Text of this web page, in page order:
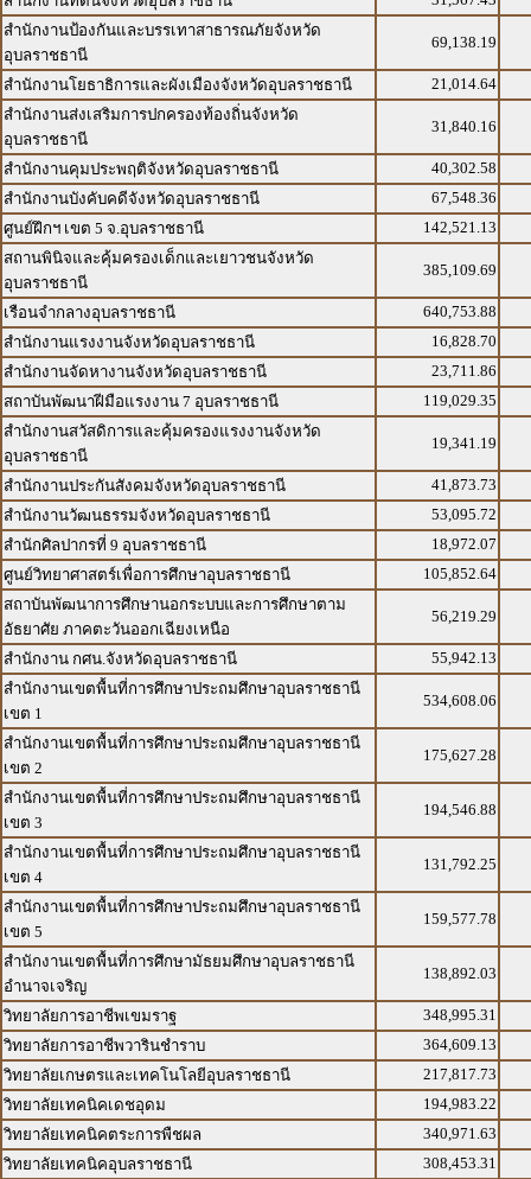
สำนักงานป้องกันและบรรเทาสาธารณภัยจังหวัด
อุบลราชธานี
69,138.19
สำนักงานโยธาธิการและผังเมืองจังหวัดอุบลราชธานี
21,014.64
สำนักงานส่งเสริมการปกครองท้องถิ่นจังหวัด
อุบลราชธานี
31,840.16
สำนักงานคุมประพฤติจังหวัดอุบลราชธานี
40,302.58
สำนักงานบังคับคดีจังหวัดอุบลราชธานี
67,548.36
ศูนย์ฝึกฯ เขต 5 จ.อุบลราชธานี
142,521.13
สถานพินิจและคุ้มครองเด็กและเยาวชนจังหวัด
อุบลราชธานี
385,109.69
เรือนจำกลางอุบลราชธานี
640,753.88
สำนักงานแรงงานจังหวัดอุบลราชธานี
16,828.70
สำนักงานจัดหางานจังหวัดอุบลราชธานี
23,711.86
สถาบันพัฒนาฝีมือแรงงาน 7 อุบลราชธานี
119,029.35
สำนักงานสวัสดิการและคุ้มครองแรงงานจังหวัด
อุบลราชธานี
19,341.19
สำนักงานประกันสังคมจังหวัดอุบลราชธานี
41,873.73
สำนักงานวัฒนธรรมจังหวัดอุบลราชธานี
53,095.72
สำนักศิลปากรที่ 9 อุบลราชธานี
18,972.07
ศูนย์วิทยาศาสตร์เพื่อการศึกษาอุบลราชธานี
105,852.64
สถาบันพัฒนาการศึกษานอกระบบและการศึกษาตาม
อัธยาศัย ภาคตะวันออกเฉียงเหนือ
56,219.29
สำนักงาน กศน.จังหวัดอุบลราชธานี
55,942.13
สำนักงานเขตพื้นที่การศึกษาประถมศึกษาอุบลราชธานี
เขต 1
534,608.06
สำนักงานเขตพื้นที่การศึกษาประถมศึกษาอุบลราชธานี
เขต 2
175,627.28
สำนักงานเขตพื้นที่การศึกษาประถมศึกษาอุบลราชธานี
เขต 3
194,546.88
สำนักงานเขตพื้นที่การศึกษาประถมศึกษาอุบลราชธานี
เขต 4
131,792.25
สำนักงานเขตพื้นที่การศึกษาประถมศึกษาอุบลราชธานี
เขต 5
159,577.78
สำนักงานเขตพื้นที่การศึกษามัธยมศึกษาอุบลราชธานี
อำนาจเจริญ
138,892.03
วิทยาลัยการอาชีพเขมราฐ
348,995.31
วิทยาลัยการอาชีพวารินชำราบ
364,609.13
วิทยาลัยเกษตรและเทคโนโลยีอุบลราชธานี
217,817.73
วิทยาลัยเทคนิคเดชอุดม
194,983.22
วิทยาลัยเทคนิคตระการพืชผล
340,971.63
วิทยาลัยเทคนิคอุบลราชธานี
308,453.31